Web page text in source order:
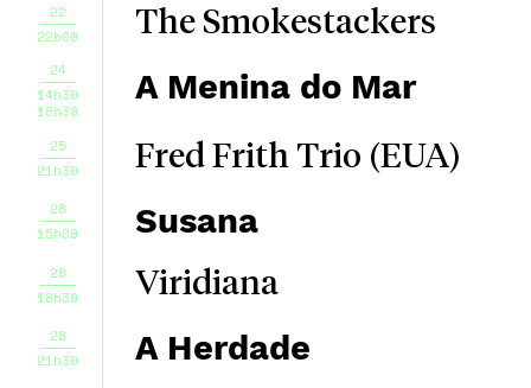
22
22h00
The Smokestackers
24
14h30
18h30
A Menina do Mar
25
21h30
Fred Frith Trio (EUA)
28
15h00
Susana
28
18h30
Viridiana
28
21h30
A Herdade